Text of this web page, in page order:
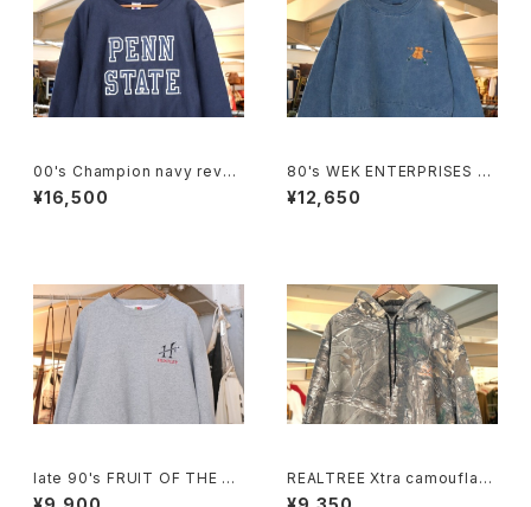
00's Champion navy rever
se weave Sweat "PENN ST
ATE"
¥16,500
80's WEK ENTERPRISES as
h-blue cotton-twill Sweat
¥12,650
late 90's FRUIT OF THE LO
OM heavy-weight Sweat
REALTREE Xtra camouflag
e hoodie "LARGE"